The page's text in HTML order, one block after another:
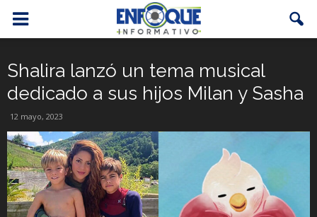
Shalira lanzó un tema musical
dedicado a sus hijos Milan y Sasha
12 mayo, 2023